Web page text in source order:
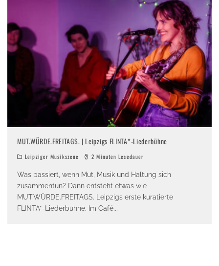
MUT.WÜRDE.FREITAGS. | Leipzigs FLINTA*-Liederbühne
Leipziger Musikszene 2 Minuten Lesedauer
Was passiert, wenn Mut, Musik und Haltung sich
zusammentun? Dann entsteht etwas wie
MUT.WÜRDE.FREITAGS. Leipzigs erste kuratierte
FLINTA*-Liederbühne. Im Café...